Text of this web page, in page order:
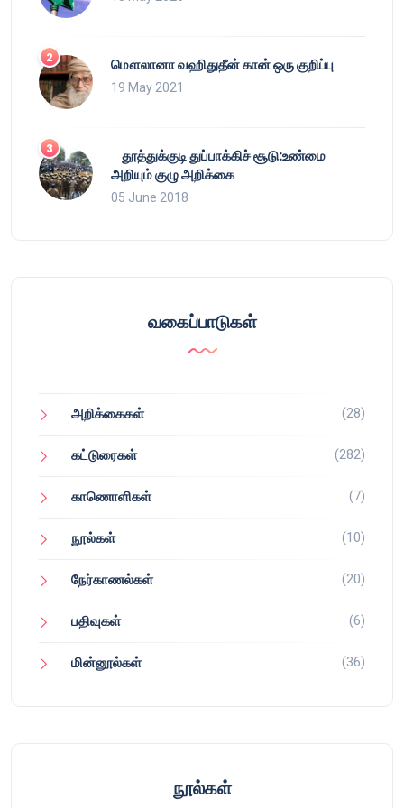
மௌலானா வஹிதுதீன் கான் ஒரு குறிப்பு
19 May 2021
தூத்துக்குடி துப்பாக்கிச் சூடு:உண்மை
அறியும் குழு அறிக்கை
05 June 2018
வகைப்பாடுகள்
அறிக்கைகள் (28)
கட்டுரைகள் (282)
காணொளிகள் (7)
நூல்கள் (10)
நேர்காணல்கள் (20)
பதிவுகள் (6)
மின்னூல்கள் (36)
நூல்கள்